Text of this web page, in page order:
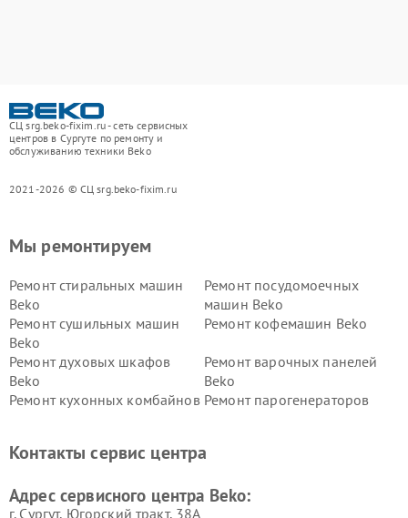
СЦ srg.beko-fixim.ru - сеть сервисных
центров в Сургуте по ремонту и
обслуживанию техники Beko
2021-2026 © СЦ srg.beko-fixim.ru
Мы ремонтируем
Ремонт стиральных машин
Beko
Ремонт посудомоечных
машин Beko
Ремонт сушильных машин
Beko
Ремонт кофемашин Beko
Ремонт духовых шкафов
Beko
Ремонт варочных панелей
Beko
Ремонт кухонных комбайнов Ремонт парогенераторов
Ремонт холодильников Beko Ремонт морозильных камер
Контакты сервис центра
Адрес сервисного центра Beko:
г. Сургут, Югорский тракт, 38А